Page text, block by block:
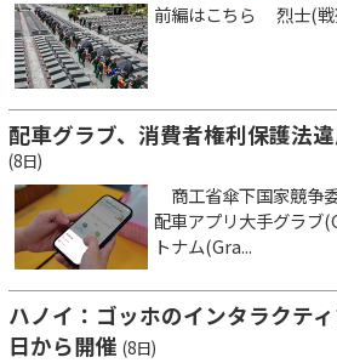
前編はこちら 烈士(戦
配車グラブ、消費者権利保護法
(8日)
商工省傘下国家競争
配車アプリ大手グラブ
トナム(Gra...
ハノイ：ゴッホのインタラクテ
日から開催 (8日)